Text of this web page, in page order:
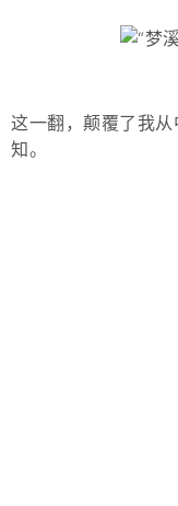
这一翻，颠覆了我
知。